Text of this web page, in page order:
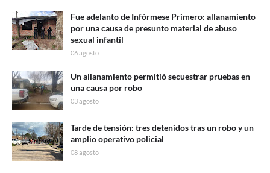
Fue adelanto de Infórmese Primero: allanamiento
por una causa de presunto material de abuso
sexual infantil
06 agosto
Un allanamiento permitió secuestrar pruebas en
una causa por robo
03 agosto
Tarde de tensión: tres detenidos tras un robo y un
amplio operativo policial
08 agosto